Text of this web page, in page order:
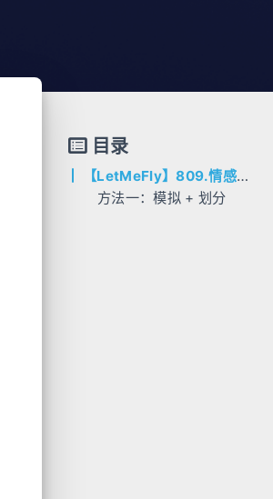
目录
【LetMeFly】809.情感丰富的文字
方法一：模拟 + 划分